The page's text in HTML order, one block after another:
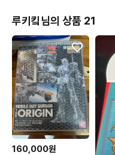
루키킼님의 상품 21
160,000원